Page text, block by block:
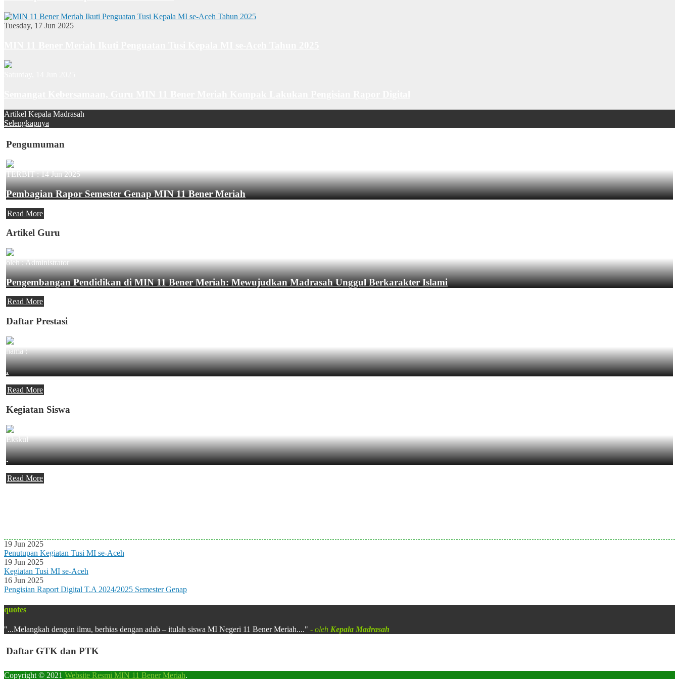
Tuesday, 17 Jun 2025
Artikel Kepala Madrasah
Selengkapnya
Pengumuman
TERBIT :14 Jun 2025
Pembagian Rapor Semester Genap MIN 11 Bener Meriah
Read More
Artikel Guru
oleh : Administrator
Pengembangan Pendidikan di MIN 11 Bener Meriah: Mewujudkan Madrasah Unggul Berkarakter Islami
Read More
Daftar Prestasi
nama :
.
Read More
Kegiatan Siswa
Ekskul
.
Read More
19 Jun 2025
Penutupan Kegiatan Tusi MI se-Aceh
19 Jun 2025
Kegiatan Tusi MI se-Aceh
16 Jun 2025
Pengisian Raport Digital T.A 2024/2025 Semester Genap
quotes
"...Melangkah dengan ilmu, berhias dengan adab – itulah siswa MI Negeri 11 Bener Meriah...." - oleh Kepala Madrasah
Daftar GTK dan PTK
Copyright © 2021 Website Resmi MIN 11 Bener Meriah.